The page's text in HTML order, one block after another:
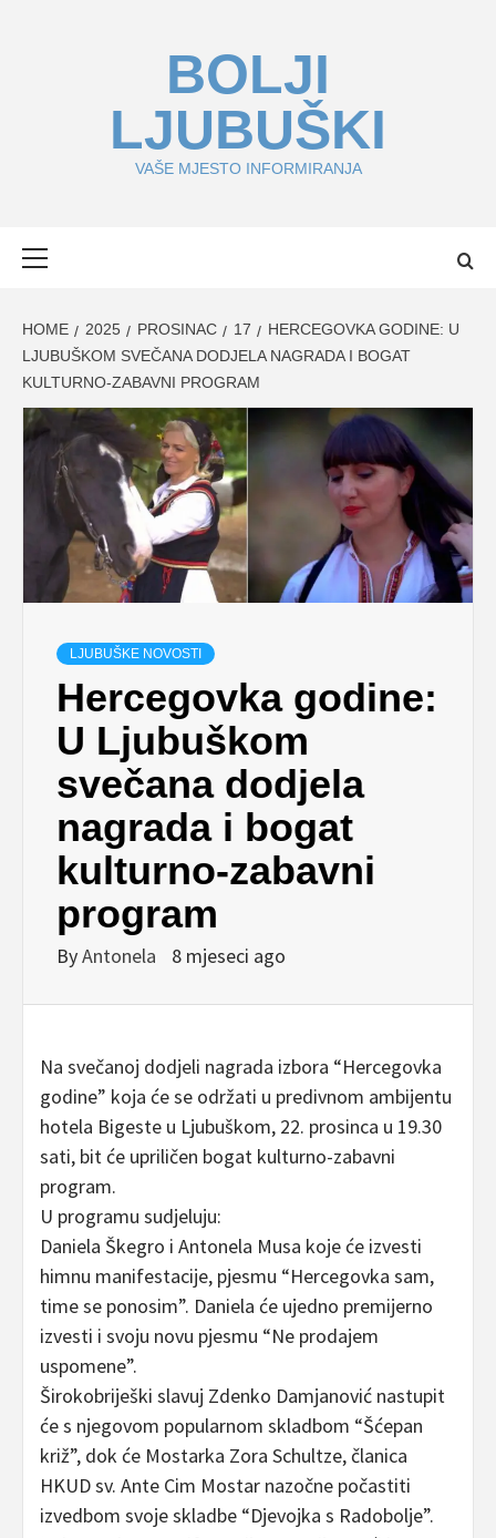
BOLJI
LJUBUŠKI
VAŠE MJESTO INFORMIRANJA
HOME 2025 PROSINAC 17
HERCEGOVKA GODINE: U
LJUBUŠKOM SVEČANA DODJELA NAGRADA I BOGAT
KULTURNO-ZABAVNI PROGRAM
LJUBUŠKE NOVOSTI
Hercegovka godine:
U Ljubuškom
svečana dodjela
nagrada i bogat
kulturno-zabavni
program
ByAntonela 8 mjeseci ago
Na svečanoj dodjeli nagrada izbora “Hercegovka
godine” koja će se održati u predivnom ambijentu
hotela Bigeste u Ljubuškom, 22. prosinca u 19.30
sati, bit će upriličen bogat kulturno-zabavni
program.
U programu sudjeluju:
Daniela Škegro i Antonela Musa koje će izvesti
himnu manifestacije, pjesmu “Hercegovka sam,
time se ponosim”. Daniela će ujedno premijerno
izvesti i svoju novu pjesmu “Ne prodajem
uspomene”.
Širokobriješki slavuj Zdenko Damjanović nastupit
će s njegovom popularnom skladbom “Šćepan
križ”, dok će Mostarka Zora Schultze, članica
HKUD sv. Ante Cim Mostar nazočne počastiti
izvedbom svoje skladbe “Djevojka s Radobolje”.